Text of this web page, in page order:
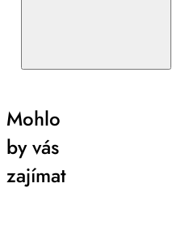
Mohlo
by vás
zajímat